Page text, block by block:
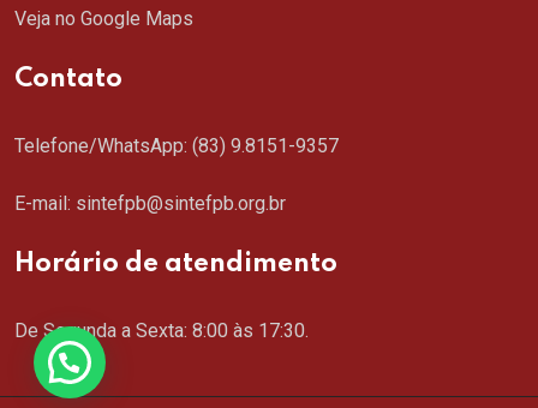
Veja no Google Maps
Contato
Telefone/WhatsApp: (83) 9.8151-9357
E-mail: sintefpb@sintefpb.org.br
Horário de atendimento
De Segunda a Sexta: 8:00 às 17:30.